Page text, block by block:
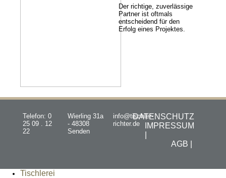
Der richtige, zuverlässige
Partner ist oftmals
entscheidend für den
Erfolg eines Projektes.
Telefon: 0
25 09 . 12
22
Wierling 31a
- 48308
Senden
info@tischler-
richter.de
DATENSCHUTZ
IMPRESSUM
AGB |
Tischlerei